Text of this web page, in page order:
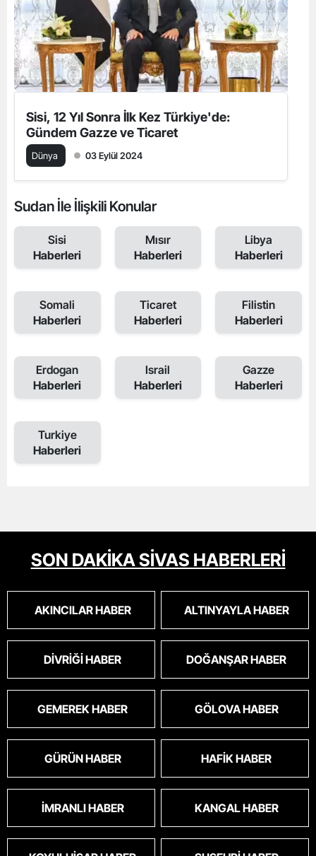
Sisi, 12 Yıl Sonra İlk Kez Türkiye'de:
Gündem Gazze ve Ticaret
Dünya 03 Eylül 2024
Sudan İle İlişkili Konular
Sisi
Haberleri
Mısır
Haberleri
Libya
Haberleri
Somali
Haberleri
Ticaret
Haberleri
Filistin
Haberleri
Erdogan
Haberleri
Israil
Haberleri
Gazze
Haberleri
Turkiye
Haberleri
SON DAKİKA SİVAS HABERLERİ
AKINCILAR HABER ALTINYAYLA HABER
DIVRIĞI HABER DOĞANŞAR HABER
GEMEREK HABER GÖLOVA HABER
GÜRÜN HABER HAFIK HABER
İMRANLI HABER KANGAL HABER